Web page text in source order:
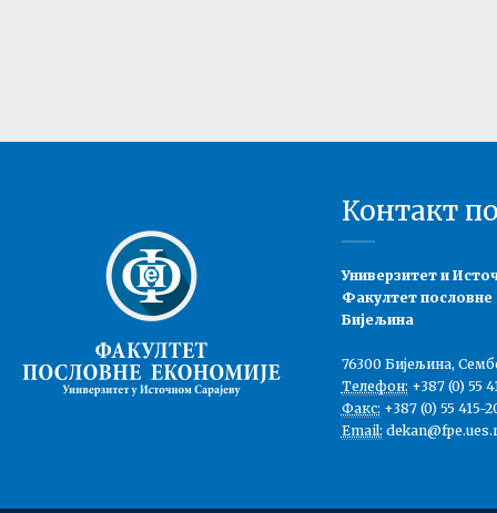
Контакт
Универзитет и
Факултет пословне
Бијељина
76300 Бијељина,
Телефон: +387 (0) 55
Факс: +387 (0) 55 415-
Email: